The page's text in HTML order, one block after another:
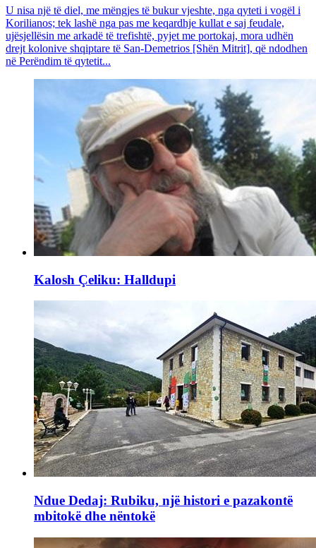
U nisa një të diel, me mëngjes të bukur vjeshte, nga qyteti i vogël i
Korilianos; tek lashë nga pas me keqardhje kullat e saj feudale,
ujësjellësin me arkadë të trefishtë, pyjet me portokaj, mora udhën
drejt kolonive shqiptare të San-Demetrios [Shën Mitrit], që ndodhen
në Perëndim të qytetit...
Kalosh Çeliku: Halldupi
Ndue Dedaj: Rubiku, një histori e pazakontë
mbitokë dhe nëntokë